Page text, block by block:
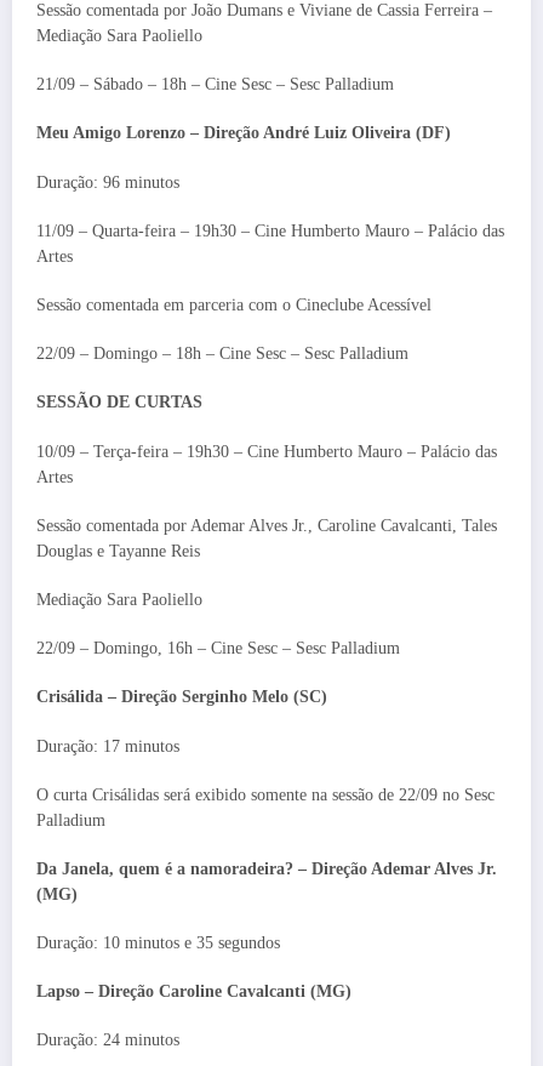
Sessão comentada por João Dumans e Viviane de Cassia Ferreira –
Mediação Sara Paoliello
21/09 – Sábado – 18h – Cine Sesc – Sesc Palladium
Meu Amigo Lorenzo – Direção André Luiz Oliveira (DF)
Duração: 96 minutos
11/09 – Quarta-feira – 19h30 – Cine Humberto Mauro – Palácio das
Artes
Sessão comentada em parceria com o Cineclube Acessível
22/09 – Domingo – 18h – Cine Sesc – Sesc Palladium
SESSÃO DE CURTAS
10/09 – Terça-feira – 19h30 – Cine Humberto Mauro – Palácio das
Artes
Sessão comentada por Ademar Alves Jr., Caroline Cavalcanti, Tales
Douglas e Tayanne Reis
Mediação Sara Paoliello
22/09 – Domingo, 16h – Cine Sesc – Sesc Palladium
Crisálida – Direção Serginho Melo (SC)
Duração: 17 minutos
O curta Crisálidas será exibido somente na sessão de 22/09 no Sesc
Palladium
Da Janela, quem é a namoradeira? – Direção Ademar Alves Jr.
(MG)
Duração: 10 minutos e 35 segundos
Lapso – Direção Caroline Cavalcanti (MG)
Duração: 24 minutos